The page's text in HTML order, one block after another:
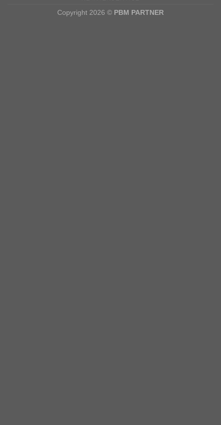
Copyright 2026 © PBM PARTNER